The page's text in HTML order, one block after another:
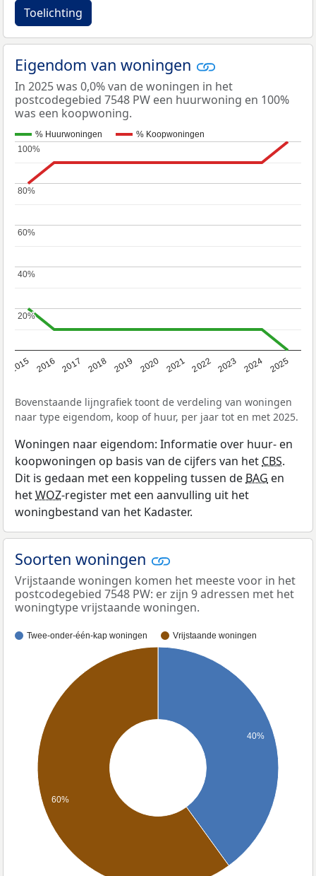
Toelichting
Eigendom van woningen
In 2025 was 0,0% van de woningen in het
postcodegebied 7548 PW een huurwoning en 100%
was een koopwoning.
% Huurwoningen % Koopwoningen
2015 2016 2017 2018 2019 2020 2021 2022 2023 2024 2025
20%
20%
40%
40%
60%
60%
80%
80%
100%
100%
Bovenstaande lijngrafiek toont de verdeling van woningen
naar type eigendom, koop of huur, per jaar tot en met 2025.
Woningen naar eigendom: Informatie over huur- en
koopwoningen op basis van de cijfers van het CBS.
Dit is gedaan met een koppeling tussen de BAG en
hetWOZ-register met een aanvulling uit het
woningbestand van het Kadaster.
Soorten woningen
Vrijstaande woningen komen het meeste voor in het
postcodegebied 7548 PW: er zijn 9 adressen met het
woningtype vrijstaande woningen.
Twee-onder-één-kap woningen Vrijstaande woningen
40%
60%